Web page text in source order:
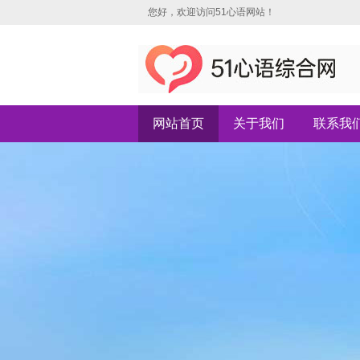
您好，欢迎访问51心语网站！
网站首页 关于我们 联系我